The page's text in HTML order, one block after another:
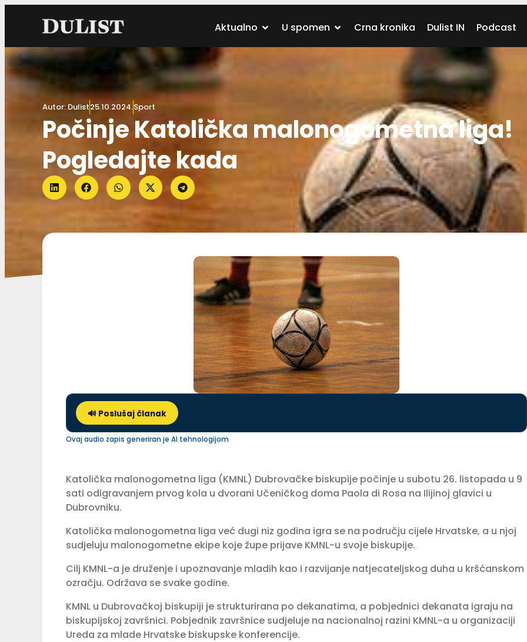
Aktualno U spomen Crna kronika Dulist IN Podcast
Autor: Dulist25.10.2024.Sport
Počinje Katolička malonogometna liga!
Pogledajte kada
🔊 Poslušaj članak
Ovaj audio zapis generiran je AI tehnologijom
Katolička malonogometna liga (KMNL) Dubrovačke biskupije počinje u subotu 26. listopada u 9
sati odigravanjem prvog kola u dvorani Učeničkog doma Paola di Rosa na Ilijinoj glavici u
Dubrovniku.
Katolička malonogometna liga već dugi niz godina igra se na području cijele Hrvatske, a u njoj
sudjeluju malonogometne ekipe koje župe prijave KMNL-u svoje biskupije.
Cilj KMNL-a je druženje i upoznavanje mladih kao i razvijanje natjecateljskog duha u kršćanskom
ozračju. Održava se svake godine.
KMNL u Dubrovačkoj biskupiji je strukturirana po dekanatima, a pobjednici dekanata igraju na
biskupijskoj završnici. Pobjednik završnice sudjeluje na nacionalnoj razini KMNL-a u organizaciji
Ureda za mlade Hrvatske biskupske konferencije.